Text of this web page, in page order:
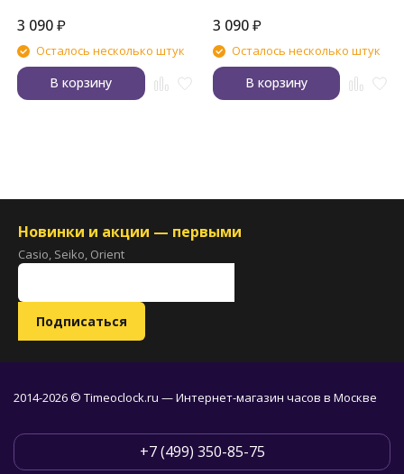
3 090₽
Осталось несколько штук
В корзину
3 090 ₽
Осталось несколько штук
В корзину
Новинки и акции — первыми
Casio, Seiko, Orient
2014-2026 © Timeoclock.ru — Интернет-магазин часов в Москве
+7 (499) 350-85-75